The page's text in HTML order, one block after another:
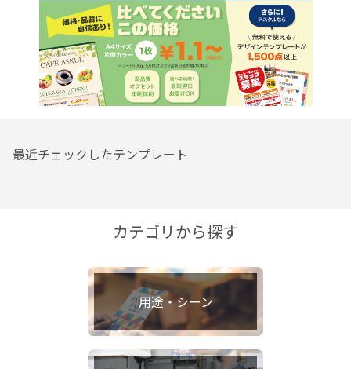
最近チェックしたテンプレート
カテゴリから探す
用途・シーン